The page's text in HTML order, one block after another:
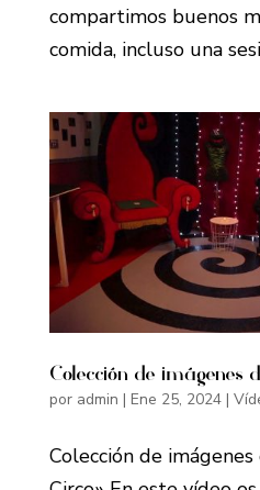
compartimos buenos
comida, incluso una
Colección de imágenes
por admin | Ene 25, 2024|
Colección de imágenes